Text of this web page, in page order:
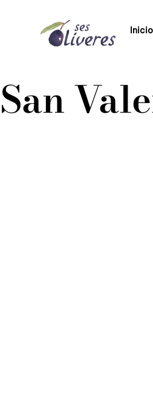
Inicio
San